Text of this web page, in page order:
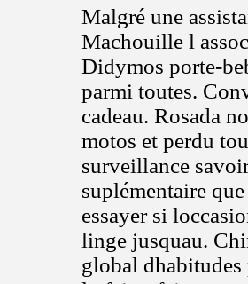
Malgré une
Machouille l
Didymos porte-
parmi toutes.
cadeau. Rosada
motos et perdu
surveillance
suplémentaire
essayer si
linge jusquau.
global dhabitudes